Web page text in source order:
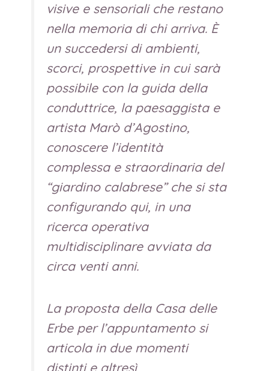
visive e sensoriali che restano
nella memoria di chi arriva. È
un succedersi di ambienti,
scorci, prospettive in cui sarà
possibile con la guida della
conduttrice, la paesaggista e
artista Marò d’Agostino,
conoscere l’identità
complessa e straordinaria del
“giardino calabrese” che si sta
configurando qui, in una
ricerca operativa
multidisciplinare avviata da
circa venti anni.
La proposta della Casa delle
Erbe per l’appuntamento si
articola in due momenti
distinti e altresì